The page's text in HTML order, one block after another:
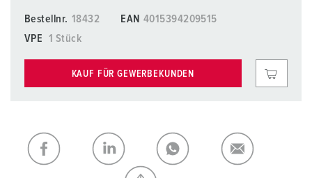
Bestellnr. 18432 EAN 4015394209515
VPE
1 Stück
KAUF FÜR GEWERBEKUNDEN